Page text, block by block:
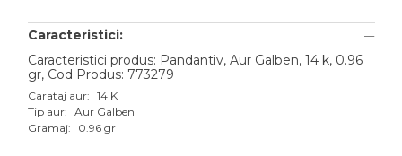
Aur galben
Aur alb
Aur roz
Caracteristici:
Caracteristici produs: Pandantiv, Aur Galben, 14 k, 0.96
gr, Cod Produs: 773279
Carataj aur: 14 K
Tip aur: Aur Galben
Gramaj:
0.96 gr